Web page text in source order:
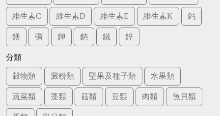
維生素C 維生素D 維生素E 維生素K 鈣
鎂 磷 鉀 鈉 鐵 鋅
分類
穀物類 澱粉類 堅果及種子類 水果類
蔬菜類 藻類 菇類 豆類 肉類 魚貝類